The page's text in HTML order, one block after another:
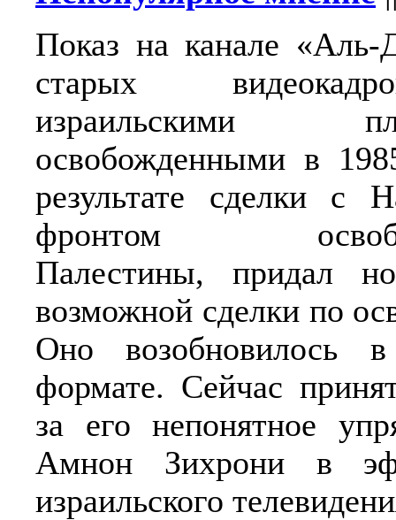
Показ на канале «Аль-
старых
израильскими
освобожденными в
результате сделки с
фронтом
Палестины, придал
возможной сделки по
Оно возобновилось
формате. Сейчас
за его непонятное
Амнон Зихрони в
израильского